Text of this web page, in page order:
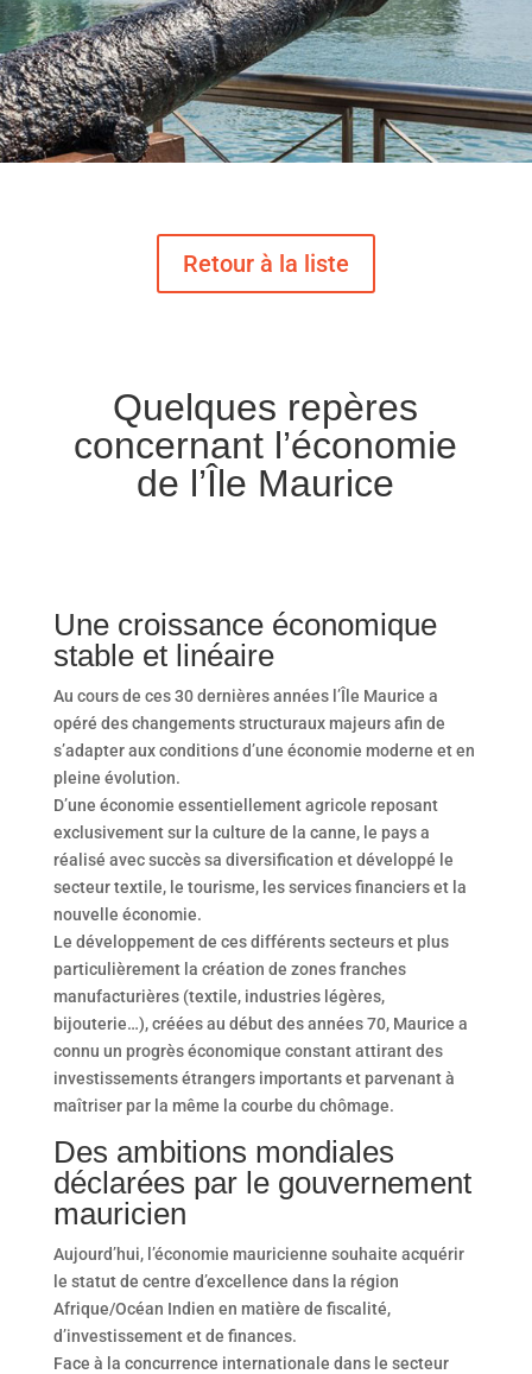
Quelques repères
concernant l’économie
de l’Île Maurice
Une croissance économique
stable et linéaire
Au cours de ces 30 dernières années l’Île Maurice a
opéré des changements structuraux majeurs afin de
s’adapter aux conditions d’une économie moderne et en
pleine évolution.
D’une économie essentiellement agricole reposant
exclusivement sur la culture de la canne, le pays a
réalisé avec succès sa diversification et développé le
secteur textile, le tourisme, les services financiers et la
nouvelle économie.
Le développement de ces différents secteurs et plus
particulièrement la création de zones franches
manufacturières (textile, industries légères,
bijouterie…), créées au début des années 70, Maurice a
connu un progrès économique constant attirant des
investissements étrangers importants et parvenant à
maîtriser par la même la courbe du chômage.
Des ambitions mondiales
déclarées par le gouvernement
mauricien
Aujourd’hui, l’économie mauricienne souhaite acquérir
le statut de centre d’excellence dans la région
Afrique/Océan Indien en matière de fiscalité,
d’investissement et de finances.
Face à la concurrence internationale dans le secteur